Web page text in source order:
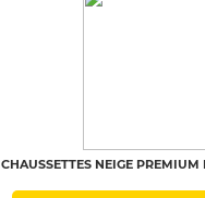
CHAUSSETTES NEIGE